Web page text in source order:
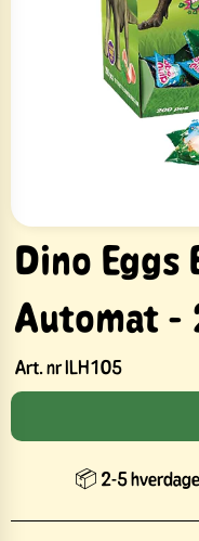
Dino Eggs
Automat
Art. nrILH105
📦 2-5